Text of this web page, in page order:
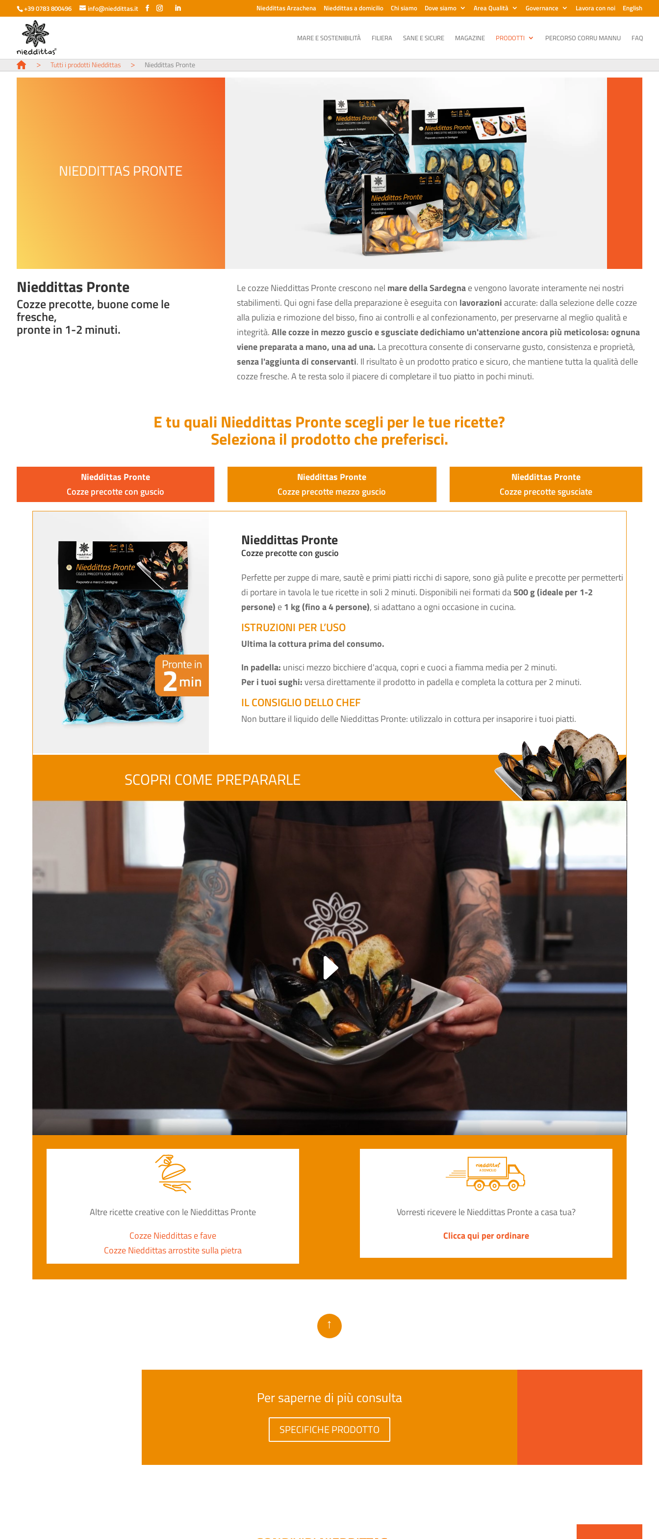
+39 0783 800496 info@nieddittas.it Nieddittas Arzachena Nieddittas a domicilio Chi siamo Dove siamo Area Qualità Governance Lavora con noi English
MARE E SOSTENIBILITÀ FILIERA SANE E SICURE MAGAZINE PRODOTTI PERCORSO CORRU MANNU FAQ
> Tutti i prodotti Nieddittas > Nieddittas Pronte
NIEDDITTAS PRONTE
Nieddittas Pronte
Cozze precotte, buone come le
fresche,
pronte in 1-2 minuti.
Le cozze Nieddittas Pronte crescono nel mare della Sardegnae vengono lavorate interamente nei nostri
stabilimenti. Qui ogni fase della preparazione è eseguita con lavorazioniaccurate: dalla selezione delle cozze
alla pulizia e rimozione del bisso, fino ai controlli e al confezionamento, per preservarne al meglio qualità e
integrità.Alle cozze in mezzo guscio e sgusciate dedichiamo un'attenzione ancora più meticolosa: ognuna
viene preparata a mano, una ad una. La precottura consente di conservarne gusto, consistenza e proprietà,
senza l'aggiunta di conservanti. Il risultato è un prodotto pratico e sicuro, che mantiene tutta la qualità delle
cozze fresche. A te resta solo il piacere di completare il tuo piatto in pochi minuti.
E tu quali Nieddittas Pronte scegli per le tue ricette?
Seleziona il prodotto che preferisci.
Nieddittas Pronte
Cozze precotte con guscio
Nieddittas Pronte
Cozze precotte mezzo guscio
Nieddittas Pronte
Cozze precotte sgusciate
Nieddittas Pronte
Cozze precotte con guscio
Perfette per zuppe di mare, sautè e primi piatti ricchi di sapore, sono già pulite e precotte per permetterti
di portare in tavola le tue ricette in soli 2 minuti. Disponibili nei formati da500 g (ideale per 1-2
persone) e1 kg (fino a 4 persone), si adattano a ogni occasione in cucina.
ISTRUZIONI PER L’USO
Ultima la cottura prima del consumo.
In padella: unisci mezzo bicchiere d'acqua, copri e cuoci a fiamma media per 2 minuti.
Per i tuoi sughi:versa direttamente il prodotto in padella e completa la cottura per 2 minuti.
IL CONSIGLIO DELLO CHEF
Non buttare il liquido delle Nieddittas Pronte: utilizzalo in cottura per insaporire i tuoi piatti.
SCOPRI COME PREPARARLE
Altre ricette creative con le Nieddittas Pronte
Cozze Nieddittas e fave
Cozze Nieddittas arrostite sulla pietra
Vorresti ricevere le Nieddittas Pronte a casa tua?
Clicca qui per ordinare
↑
Per saperne di più consulta
SPECIFICHE PRODOTTO